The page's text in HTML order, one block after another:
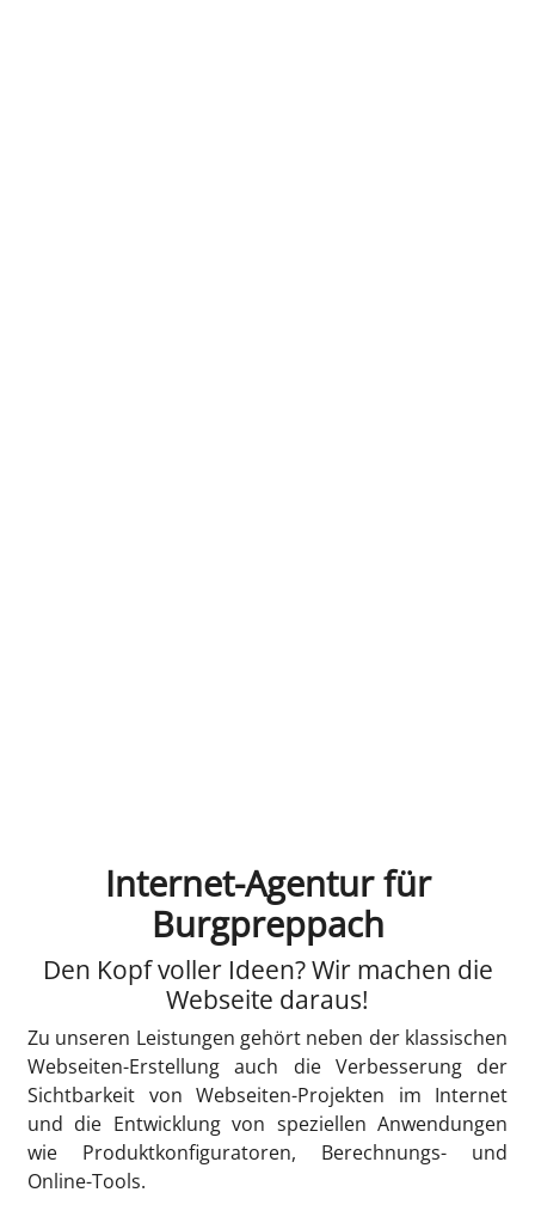
Internet-Agentur für
Burgpreppach
Den Kopf voller Ideen? Wir machen die
Webseite daraus!
Zu unseren Leistungen gehört neben der klassischen
Webseiten-Erstellung auch die Verbesserung der
Sichtbarkeit von Webseiten-Projekten im Internet
und die Entwicklung von speziellen Anwendungen
wie Produktkonfiguratoren, Berechnungs- und
Online-Tools.